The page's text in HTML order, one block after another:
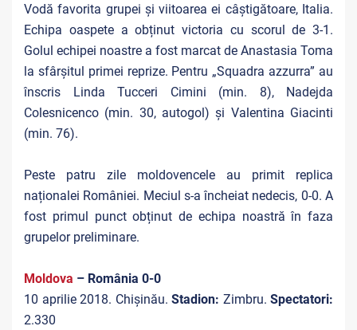
Vodă favorita grupei și viitoarea ei câștigătoare, Italia.
Echipa oaspete a obținut victoria cu scorul de 3-1.
Golul echipei noastre a fost marcat de Anastasia Toma
la sfârșitul primei reprize. Pentru „Squadra azzurra” au
înscris Linda Tucceri Cimini (min. 8), Nadejda
Colesnicenco (min. 30, autogol) și Valentina Giacinti
(min. 76).
Peste patru zile moldovencele au primit replica
naționalei României. Meciul s-a încheiat nedecis, 0-0. A
fost primul punct obținut de echipa noastră în faza
grupelor preliminare.
Moldova – România 0-0
10 aprilie 2018. Chişinău. Stadion: Zimbru. Spectatori:
2.330